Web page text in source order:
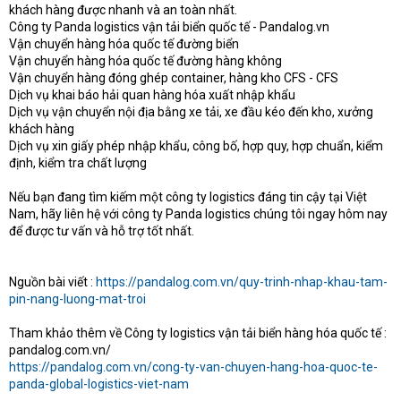
khách hàng được nhanh và an toàn nhất.
Công ty Panda logistics vận tải biển quốc tế - Pandalog.vn
Vận chuyển hàng hóa quốc tế đường biển
Vận chuyển hàng hóa quốc tế đường hàng không
Vận chuyển hàng đóng ghép container, hàng kho CFS - CFS
Dịch vụ khai báo hải quan hàng hóa xuất nhập khẩu
Dịch vụ vận chuyển nội địa bằng xe tải, xe đầu kéo đến kho, xưởng
khách hàng
Dịch vụ xin giấy phép nhập khẩu, công bố, hợp quy, hợp chuẩn, kiểm
định, kiểm tra chất lượng
Nếu bạn đang tìm kiếm một công ty logistics đáng tin cậy tại Việt
Nam, hãy liên hệ với công ty Panda logistics chúng tôi ngay hôm nay
để được tư vấn và hỗ trợ tốt nhất.
Nguồn bài viết : https://pandalog.com.vn/quy-trinh-nhap-khau-tam-
pin-nang-luong-mat-troi
Tham khảo thêm về Công ty logistics vận tải biển hàng hóa quốc tế :
pandalog.com.vn/
https://pandalog.com.vn/cong-ty-van-chuyen-hang-hoa-quoc-te-
panda-global-logistics-viet-nam